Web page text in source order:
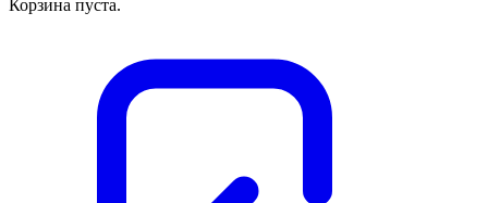
Корзина пуста.